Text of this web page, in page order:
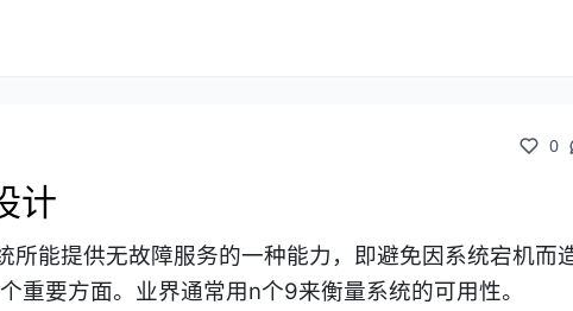
0
计
所能提供无故障服务的一种能力，即避免因系统宕机而
重要方面。业界通常用n个9来衡量系统的可用性。